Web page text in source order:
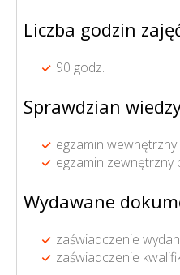
Liczba godzin
90 godz.
Sprawdzian
egzamin wewnętrzny
egzamin zewnętrzny
Wydawane
zaświadczenie
zaświadczenie